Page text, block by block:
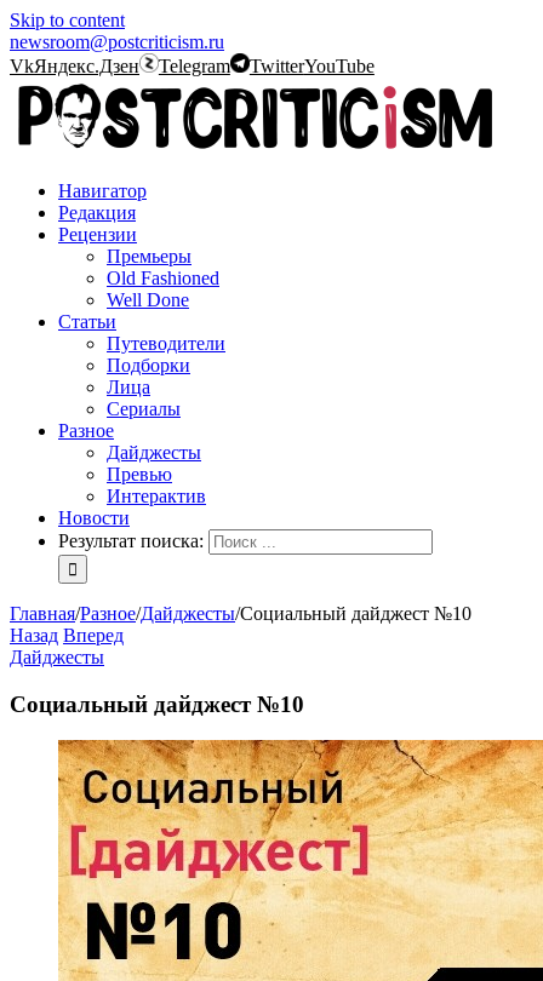
Skip to content
newsroom@postcriticism.ru
VkЯндекс.Дзен Telegram TwitterYouTube
Навигатор
Редакция
Рецензии
Премьеры
Old Fashioned
Well Done
Статьи
Путеводители
Подборки
Лица
Сериалы
Разное
Дайджесты
Превью
Интерактив
Новости
Результат поиска:
Главная/Разное/Дайджесты/Социальный дайджест №10
Назад Вперед
Дайджесты
Социальный дайджест №10